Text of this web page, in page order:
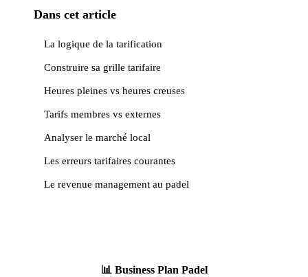
Dans cet article
La logique de la tarification
Construire sa grille tarifaire
Heures pleines vs heures creuses
Tarifs membres vs externes
Analyser le marché local
Les erreurs tarifaires courantes
Le revenue management au padel
📊 Business Plan Padel